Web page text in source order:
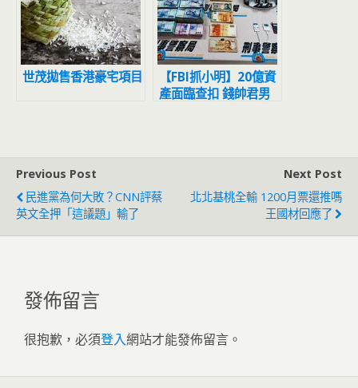
世茂拋售香港豪宅項目
【FBI抓小明】20億資
產面臨查扣 錢帥君男
Previous Post
民進黨為何大敗？CNN評蔡
英文全押「這議題」輸了
Next Post
北北基桃全輸 1200月票還推嗎
王國材回應了
發佈留言
很抱歉，必須登入網站才能發佈留言。